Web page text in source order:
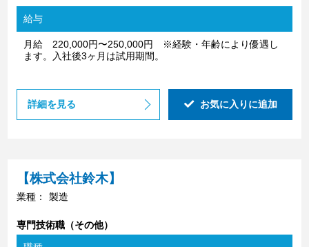
給与
月給 220,000円〜250,000円 ※経験・年齢により優遇し
ます。入社後3ヶ月は試用期間。
詳細を見る お気に入りに追加
【株式会社鈴木】
業種： 製造
専門技術職（その他）